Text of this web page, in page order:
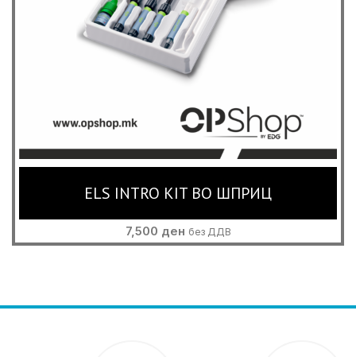
ELS INTRO KIT ВО ШПРИЦ
7,500 ден без ДДВ